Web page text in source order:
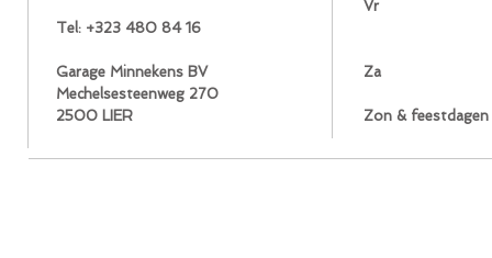
Vr
Tel: +323 480 84 16
Garage Minnekens BV
Za
Mechelsesteenweg 270
2500 LIER
Zon & feestdagen